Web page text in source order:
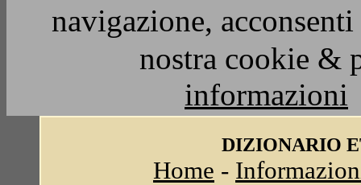
navigazione,
nostra cookie &
informazioni
DIZIONARIO
Home -